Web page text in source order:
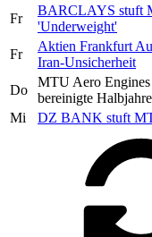
Fr
BARCLAYS stuft
'Underweight'
Fr
Aktien Frankfurt
Iran-Unsicherheit
Do
MTU Aero Engines
bereinigte
Mi
DZ BANK stuft